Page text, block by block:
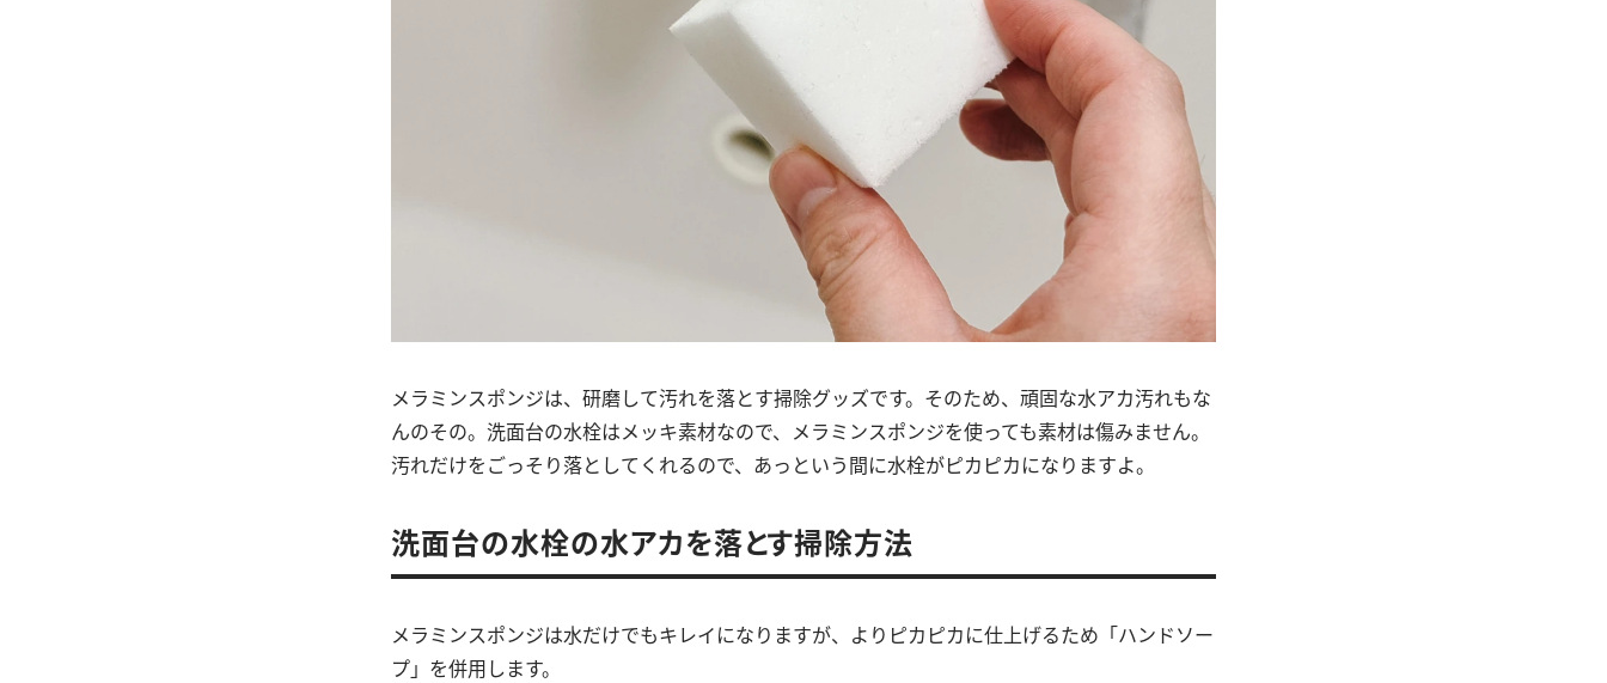
メラミンスポンジは、研磨して汚れを落とす掃除グッズです。そのため、頑固な水アカ汚れもな
んのその。洗面台の水栓はメッキ素材なので、メラミンスポンジを使っても素材は傷みません。
汚れだけをごっそり落としてくれるので、あっという間に水栓がピカピカになりますよ。
洗面台の水栓の水アカを落とす掃除方法
メラミンスポンジは水だけでもキレイになりますが、よりピカピカに仕上げるため「ハンドソー
プ」を併用します。